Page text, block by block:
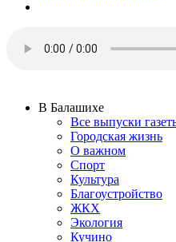
В Балашихе
Все выпуски
Городская жизнь
О важном
Спорт
Культура
Благоустройство
ЖКХ
Экология
Кучино